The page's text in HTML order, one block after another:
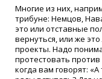
Многие из них,
трибуне: Немцов,
это или отставные
вернуться, или же
проекты. Надо
протестовать
когда вам говорят: